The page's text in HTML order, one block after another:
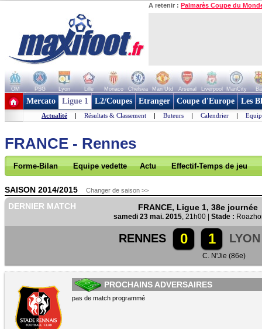
A retenir : Palmarès Coupe du
OM PSG Lyon Lille Monaco Chelsea Man Utd Arsenal Liverpool ManCity
+ de clubs
Mercato Ligue 1 L2/Coupes Etranger Coupe d'Europe Les
Actualité | Résultats & Classement | Buteurs | Calendrier |
FRANCE - Rennes
Forme-Bilan Equipe vedette Actu Effectif-Temps de jeu
SAISON 2014/2015 Changer de saison >>
DERNIER MATCH FRANCE, Ligue 1, 38e journée
samedi 23 mai. 2015, 21h00 | Stade :
RENNES 0 1 LYON
C. N'Jie (86e)
PROCHAINS ADVERSAIRES
pas de match programmé